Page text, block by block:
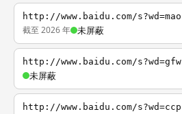
http://www.baidu.com/s?wd=mao
截至 2026 年 未屏蔽
http://www.baidu.com/s?wd=gfw
未屏蔽
http://www.baidu.com/s?wd=ccp